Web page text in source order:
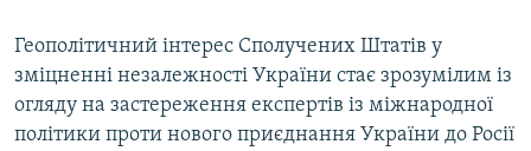
Геополітичний інтерес Сполучених Штатів у
зміцненні незалежності України стає зрозумілим із
огляду на застереження експертів із міжнародної
політики проти нового приєднання України до Росії